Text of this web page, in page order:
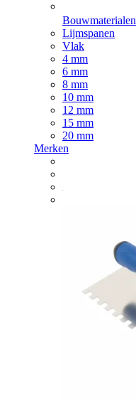
Bouwmaterialen
Lijmspanen
Vlak
4 mm
6 mm
8 mm
10 mm
12 mm
15 mm
20 mm
Merken